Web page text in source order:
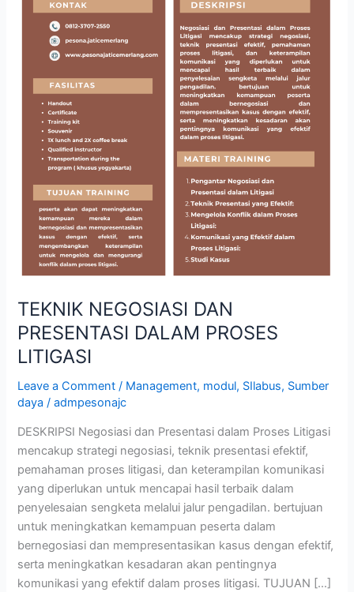
TEKNIK NEGOSIASI DAN
PRESENTASI DALAM PROSES
LITIGASI
Leave a Comment / Management, modul, SIlabus, Sumber
daya /admpesonajc
DESKRIPSI Negosiasi dan Presentasi dalam Proses Litigasi
mencakup strategi negosiasi, teknik presentasi efektif,
pemahaman proses litigasi, dan keterampilan komunikasi
yang diperlukan untuk mencapai hasil terbaik dalam
penyelesaian sengketa melalui jalur pengadilan. bertujuan
untuk meningkatkan kemampuan peserta dalam
bernegosiasi dan mempresentasikan kasus dengan efektif,
serta meningkatkan kesadaran akan pentingnya
komunikasi yang efektif dalam proses litigasi. TUJUAN […]